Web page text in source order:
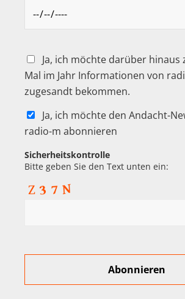
Ja, ich möchte darüber hinaus
Mal im Jahr Informationen von
zugesandt bekommen.
Ja, ich möchte den Andacht-
radio-m abonnieren
Sicherheitskontrolle
Bitte geben Sie den Text unten ein: